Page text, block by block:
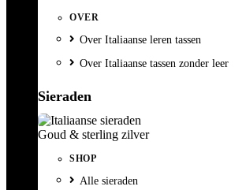
OVER
Over Italiaanse leren tassen
Over Italiaanse tassen zonder leer
Sieraden
Goud & sterling zilver
SHOP
Alle sieraden